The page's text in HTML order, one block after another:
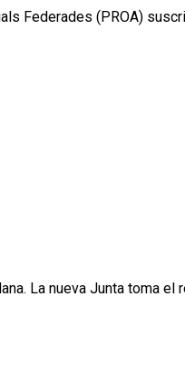
Federades (PROA)
La nueva Junta toma